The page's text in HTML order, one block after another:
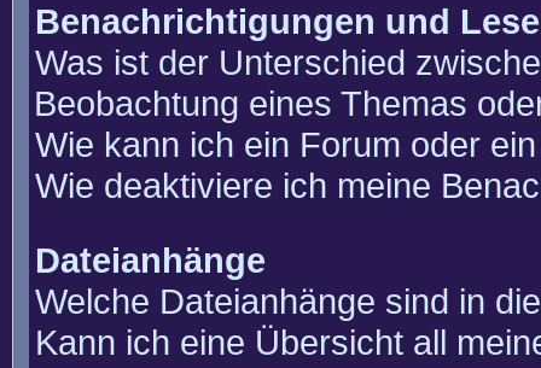
Benachrichtigungen und
Was ist der Unterschied
Beobachtung eines Themas
Wie kann ich ein Forum oder
Wie deaktiviere ich meine
Dateianhänge
Welche Dateianhänge sind in
Kann ich eine Übersicht all